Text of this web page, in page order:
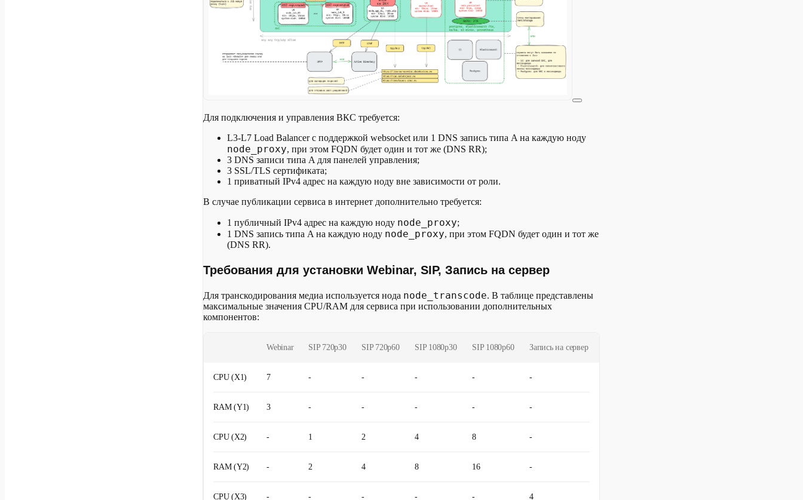
Для подключения и управления ВКС требуется:
L3-L7 Load Balancer с поддержкой websocket или 1 DNS запись типа A на каждую ноду
node_proxy, при этом FQDN будет один и тот же (DNS RR);
3 DNS записи типа A для панелей управления;
3 SSL/TLS сертификата;
1 приватный IPv4 адрес на каждую ноду вне зависимости от роли.
В случае публикации сервиса в интернет дополнительно требуется:
1 публичный IPv4 адрес на каждую ноду node_proxy;
1 DNS запись типа A на каждую ноду node_proxy, при этом FQDN будет один и тот же
(DNS RR).
Требования для установки Webinar, SIP, Запись на сервер
Для транскодирования медиа используется нода node_transcode. В таблице представлены
максимальные значения CPU/RAM для сервиса при использовании дополнительных
компонентов:
Webinar SIP 720p30 SIP 720p60 SIP 1080p30 SIP 1080p60 Запись на сервер
CPU (X1) 7 - - - - -
RAM (Y1) 3 - - - - -
CPU (X2) - 1 2 4 8 -
RAM (Y2) - 2 4 8 16 -
CPU (X3) - - - - - 4